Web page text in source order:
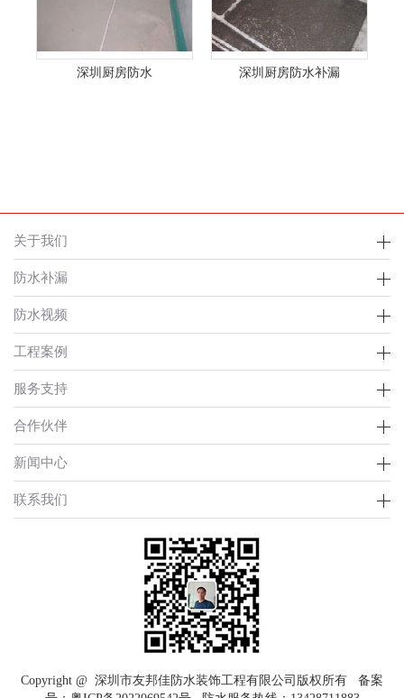
深圳厨房防水 深圳厨房防水补漏
关于我们
防水补漏
防水视频
工程案例
服务支持
合作伙伴
新闻中心
联系我们
Copyright @ 深圳市友邦佳防水装饰工程有限公司版权所有 备案